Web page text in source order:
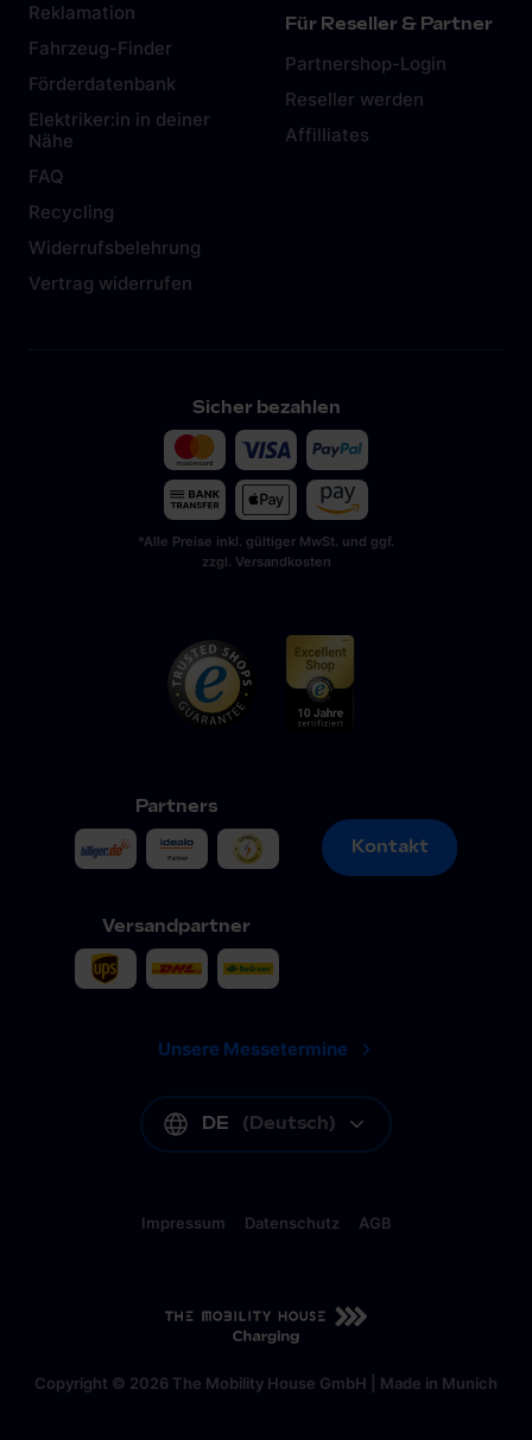
Reklamation
Fahrzeug-Finder
Förderdatenbank
Elektriker:in in deiner
Nähe
FAQ
Recycling
Widerrufsbelehrung
Vertrag widerrufen
Für Reseller & Partner
Partnershop-Login
Reseller werden
Affilliates
Sicher bezahlen
*Alle Preise inkl. gültiger MwSt. und ggf.
zzgl. Versandkosten
Partners
Versandpartner
Kontakt
Kontakt
Unsere Messetermine
DE (Deutsch)
Copyright © 2026 The Mobility House GmbH | Made in Munich
Impressum Datenschutz AGB